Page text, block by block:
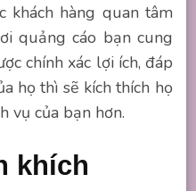
khách hàng quan tâm
quảng cáo bạn cung
chính xác lợi ích, đáp
họ thì sẽ kích thích họ
vụ của bạn hơn.
khích